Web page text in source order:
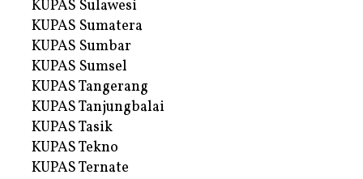
KUPAS Sulawesi
KUPAS Sumatera
KUPAS Sumbar
KUPAS Sumsel
KUPAS Tangerang
KUPAS Tanjungbalai
KUPAS Tasik
KUPAS Tekno
KUPAS Ternate